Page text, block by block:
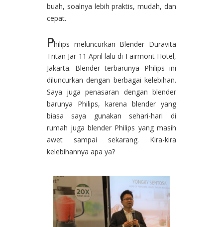
buah, soalnya lebih praktis, mudah, dan
cepat.
Philips meluncurkan Blender Duravita
Tritan Jar 11 April lalu di Fairmont Hotel,
Jakarta. Blender terbarunya Philips ini
diluncurkan dengan berbagai kelebihan.
Saya juga penasaran dengan blender
barunya Philips, karena blender yang
biasa saya gunakan sehari-hari di
rumah juga blender Philips yang masih
awet sampai sekarang. Kira-kira
kelebihannya apa ya?